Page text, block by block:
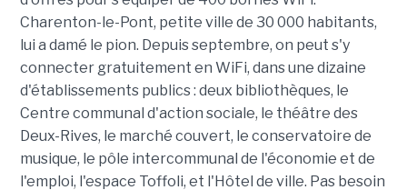
Charenton-le-Pont, petite ville de 30 000 habitants,
lui a damé le pion. Depuis septembre, on peut s'y
connecter gratuitement en WiFi, dans une dizaine
d'établissements publics : deux bibliothèques, le
Centre communal d'action sociale, le théâtre des
Deux-Rives, le marché couvert, le conservatoire de
musique, le pôle intercommunal de l'économie et de
l'emploi, l'espace Toffoli, et l'Hôtel de ville. Pas besoin